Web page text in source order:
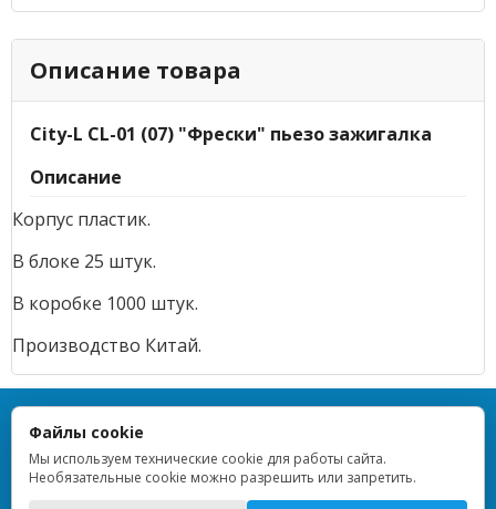
Описание товара
City-L CL-01 (07) "Фрески" пьезо зажигалка
Описание
Корпус пластик.
В блоке 25 штук.
В коробке 1000 штук.
Производство Китай.
ИП Дрейблат Людмила Вячеславовна · ИНН 773376648955 ·
ОГРНИП 314774628900854 · Регистрация 16.10.2014 · г. Москва ·
ОКВЭД 47.99
Файлы cookie
Мы используем технические cookie для работы сайта.
Необязательные cookie можно разрешить или запретить.